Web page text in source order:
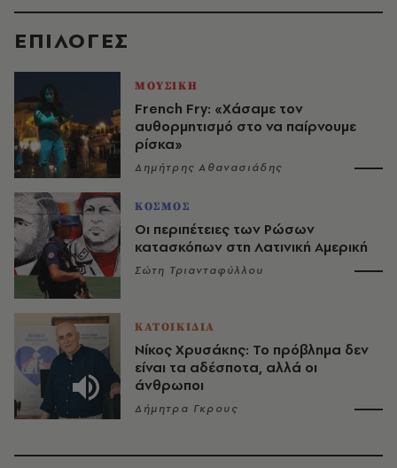
EΠΙΛΟΓΈΣ
ΜΟΥΣΙΚΗ
French Fry: «Χάσαμε τον
αυθορμητισμό στο να παίρνουμε
ρίσκα»
Δημήτρης Αθανασιάδης
ΚΟΣΜΟΣ
Οι περιπέτειες των Ρώσων
κατασκόπων στη Λατινική Αμερική
Σώτη Τριανταφύλλου
ΚΑΤΟΙΚΙΔΙΑ
Νίκος Χρυσάκης: Το πρόβλημα δεν
είναι τα αδέσποτα, αλλά οι
άνθρωποι
Δήμητρα Γκρους